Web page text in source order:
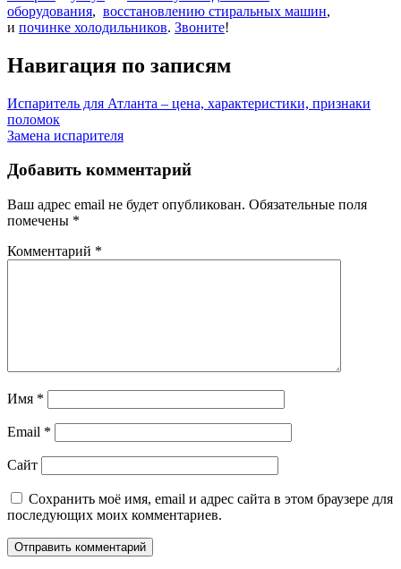
оборудования, восстановлению стиральных машин,
и починке холодильников. Звоните!
Навигация по записям
Испаритель для Атланта – цена, характеристики, признаки
поломок
Замена испарителя
Добавить комментарий
Ваш адрес email не будет опубликован. Обязательные поля
помечены *
Комментарий *
Имя *
Email *
Сайт
Сохранить моё имя, email и адрес сайта в этом браузере для
последующих моих комментариев.